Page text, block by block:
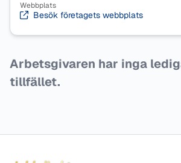
Webbplats
Besök företagets webbplats
Arbetsgivaren har inga
tillfället.